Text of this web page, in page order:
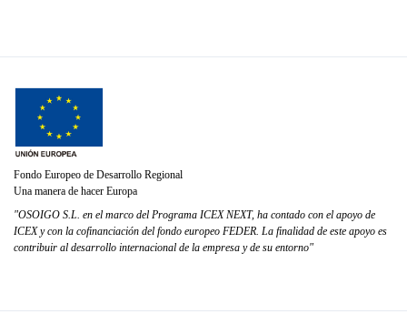
Fondo Europeo de Desarrollo Regional
Una manera de hacer Europa
"OSOIGO S.L. en el marco del Programa ICEX NEXT, ha contado con el apoyo de
ICEX y con la cofinanciación del fondo europeo FEDER. La finalidad de este apoyo es
contribuir al desarrollo internacional de la empresa y de su entorno"